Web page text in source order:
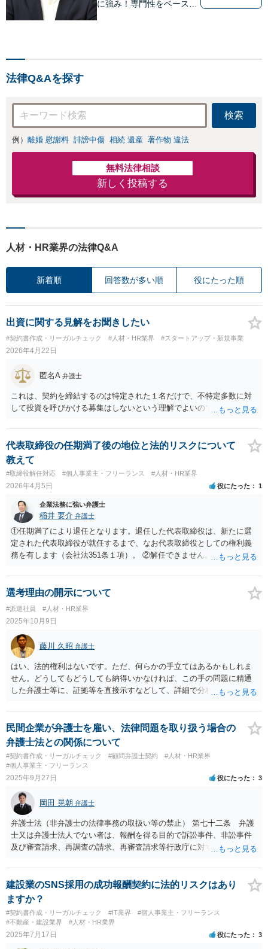
に強み！専門性をベースに
法律Q&Aを探す
検索
例） 離婚 慰謝料 誹謗中傷 相続 遺産 著作物 違法
無料法律相談
新しく投稿する
人材・HR業界の法律Q&A
新着順 回答数が多い順 役にたった順
出資に関する見解をお聞きしたい
#契約書作成・リーガルチェック #人材・HR業界 #スタートアップ・新規事業
2026年4月22日
匿名A 弁護士
これは、契約を締結するのは特定された１名だけで、不特定多数に対
して投資を呼びかける募集はしないという理解でよいのでしょうか？
代表取締役の任期満了後の地位と法的リスクについて
教えて
#取締役解任対応 #個人事業主・フリーランス #人材・HR業界
2026年4月5日 役にたった 1
企業法務に強い弁護士
稲井 要介 弁護士
①任期満了により退任となります。退任した代表取締役は、新たに選
定された代表取締役が就任するまで、なお代表取締役としての権利義
務を有します（会社法351条１項）。 ②解任できません。 ③金融機関
可能性があります。また、権利義務代表取締役であっても、第三者か
ら損害賠償請求を受けるリスクがあります（会社法429条１項）。
選考理由の開示について
#派遣社員 #人材・HR業界
2025年10月9日
藤川 久昭 弁護士
はい、法的権利はないです。ただ、何らかの手立てはあるかもしれま
せん。どうしてもどうしても納得いかなければ、この手の問題に精通
した弁護士等に、証拠等を直接示すなどして、詳細で分析していただ
す。
民間企業が弁護士を雇い、法律問題を取り扱う場合の
弁護士法との関係について
#契約書作成・リーガルチェック #顧問弁護士契約
#人材・HR業界
#個人事業主・フリーランス
2025年9月27日 役にたった 3
岡田 晃朝 弁護士
弁護士法（非弁護士の法律事務の取扱い等の禁止） 第七十二条 弁護
士又は弁護士法人でない者は、報酬を得る目的で訴訟事件、非訟事件
及び審査請求、再調査の請求、再審査請求等行政庁に対する不服申立
の他の法律事務を取り扱い、又はこれらの周旋をすることを業とする
ことができない。ただし、この法律又は他の法律に別段の定めがある
場合は、この限りでない。 で、自身がする場合だけでなく、弁護士で
ないものに、あっせんしたりすることも違法ですから、問題になるか
と思います。
建設業のSNS採用の成功報酬契約に法的リスクはあり
ますか？
#契約書作成・リーガルチェック #IT業界
#個人事業主・フリーランス
#不動産・建設業界
#人材・HR業界
2025年7月17日 役にたった 3